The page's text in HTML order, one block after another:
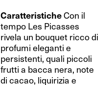
CaratteristicheCon il
tempo Les Picasses
rivela un bouquet ricco di
profumi eleganti e
persistenti, quali piccoli
frutti a bacca nera, note
di cacao, liquirizia e